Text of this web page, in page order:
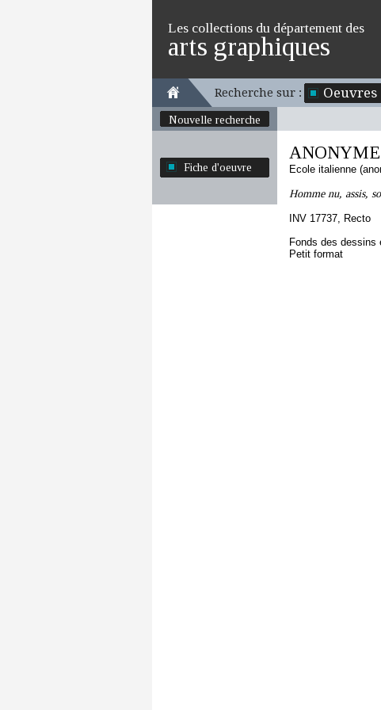
Les collections du département des
arts graphiques
Recherche sur : Oeuvres
Nouvelle recherche
Fiche d'oeuvre Ecole italienne
Homme nu, assis,
INV 17737, Recto
Fonds des dessins
Petit format